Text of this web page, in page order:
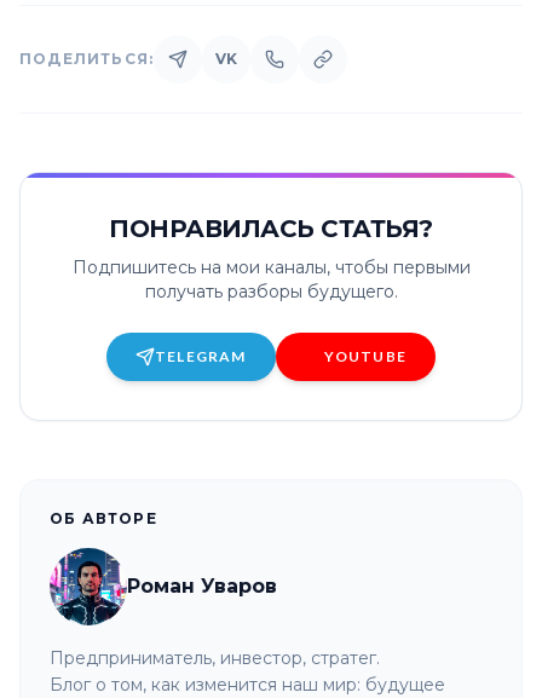
ПОДЕЛИТЬСЯ: VK
ПОНРАВИЛАСЬ СТАТЬЯ?
Подпишитесь на мои каналы, чтобы первыми
получать разборы будущего.
TELEGRAM YOUTUBE
ОБ АВТОРЕ
Роман Уваров
Предприниматель, инвестор, стратег.
Блог о том, как изменится наш мир: будущее